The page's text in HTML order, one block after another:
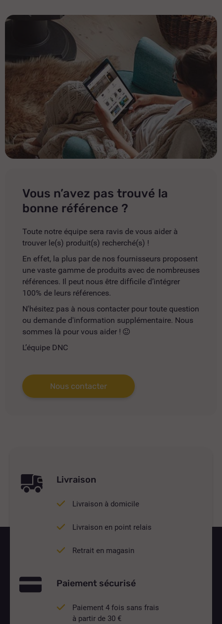
Vous n’avez pas trouvé la
bonne référence ?
Toute notre équipe sera ravis de vous aider à
trouver le(s) produit(s) recherché(s) !
En effet, la plus par de nos fournisseurs proposent
une vaste gamme de produits avec de nombreuses
références. Il peut nous être difficile d’intégrer
100% de leurs références.
N'hésitez pas à nous contacter pour toute question
ou demande d'information supplémentaire. Nous
sommes là pour vous aider !
L’équipe DNC
Nous contacter
Livraison
Livraison à domicile
Livraison en point relais
Retrait en magasin
Paiement sécurisé
Paiement 4 fois sans frais
à partir de 30 €